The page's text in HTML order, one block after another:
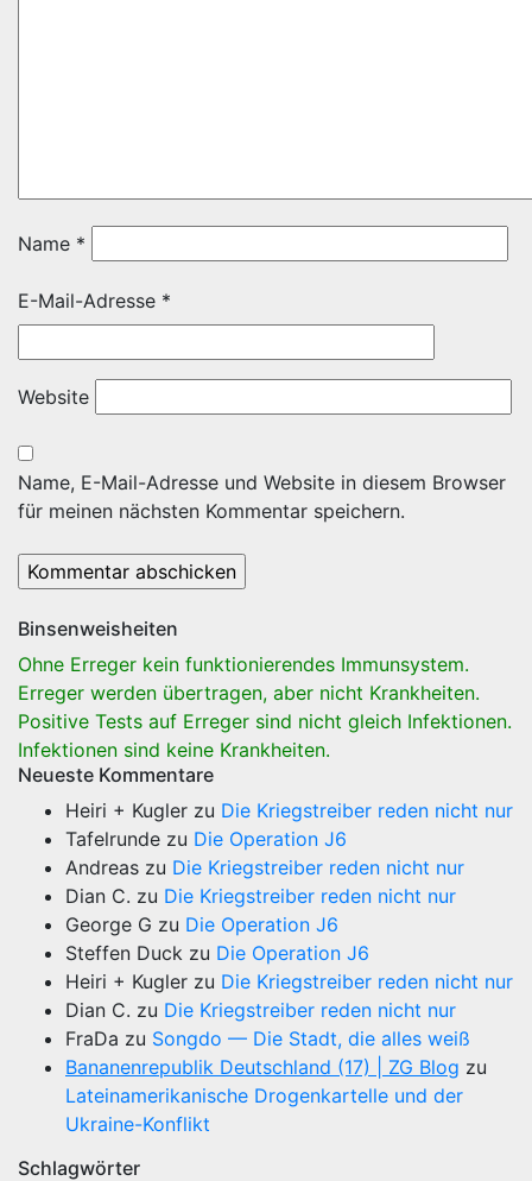
Name *
E-Mail-Adresse *
Website
Name, E-Mail-Adresse und Website in diesem Browser
für meinen nächsten Kommentar speichern.
Binsenweisheiten
Ohne Erreger kein funktionierendes Immunsystem.
Erreger werden übertragen, aber nicht Krankheiten.
Positive Tests auf Erreger sind nicht gleich Infektionen.
Infektionen sind keine Krankheiten.
Neueste Kommentare
Heiri + Kugler zu Die Kriegstreiber reden nicht nur
Tafelrunde zu Die Operation J6
Andreas zu Die Kriegstreiber reden nicht nur
Dian C. zu Die Kriegstreiber reden nicht nur
George G zu Die Operation J6
Steffen Duck zu Die Operation J6
Heiri + Kugler zu Die Kriegstreiber reden nicht nur
Dian C. zu Die Kriegstreiber reden nicht nur
FraDa zu Songdo — Die Stadt, die alles weiß
Bananenrepublik Deutschland (17) | ZG Blog zu
Lateinamerikanische Drogenkartelle und der
Ukraine-Konflikt
Schlagwörter